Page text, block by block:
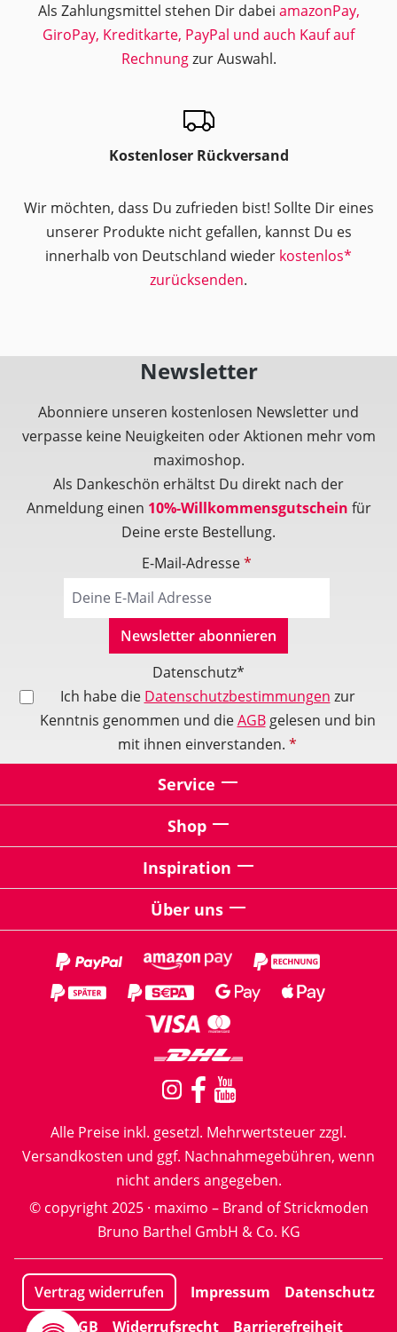
Als Zahlungsmittel stehen Dir dabei amazonPay,
GiroPay, Kreditkarte, PayPal und auch Kauf auf
Rechnungzur Auswahl.
Kostenloser Rückversand
Wir möchten, dass Du zufrieden bist! Sollte Dir eines
unserer Produkte nicht gefallen, kannst Du es
innerhalb von Deutschland wieder kostenlos*
zurücksenden.
Newsletter
Abonniere unseren kostenlosen Newsletter und
verpasse keine Neuigkeiten oder Aktionen mehr vom
maximoshop.
Als Dankeschön erhältst Du direkt nach der
Anmeldung einen 10%-Willkommensgutschein für
Deine erste Bestellung.
E-Mail-Adresse*
Newsletter abonnieren
Datenschutz*
Ich habe die Datenschutzbestimmungen zur
Kenntnis genommen und dieAGBgelesen und bin
mit ihnen einverstanden. *
Service
Shop
Inspiration
Über uns
Alle Preise inkl. gesetzl. Mehrwertsteuer zzgl.
Versandkosten und ggf. Nachnahmegebühren, wenn
nicht anders angegeben.
© copyright 2025 · maximo – Brand of Strickmoden
Bruno Barthel GmbH & Co. KG
Vertrag widerrufen Impressum
Datenschutz
AGB
Widerrufsrecht Barrierefreiheit